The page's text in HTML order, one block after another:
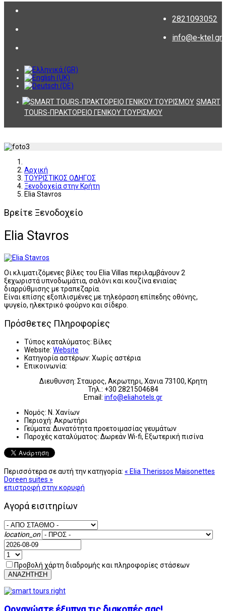
2821093052
info@e-ktel.gr
SMART
TOURS-ΠΡΑΚΤΟΡΕΙΟ ΓΕΝΙΚΟΥ ΤΟΥΡΙΣΜΟΥ
Αρχική
ΤΟΥΡΙΣΤΙΚΟΣ ΟΔΗΓΟΣ
Ξενοδοχεία στην Κρήτη
Elia Stavros
Βρείτε Ξενοδοχείο
Elia Stavros
Οι κλιματιζόμενες βίλες του Elia Villas περιλαμβάνουν 2
ξεχωριστά υπνοδωμάτια, σαλόνι και κουζίνα ενιαίας
διαρρύθμισης με τραπεζαρία.
Είναι επίσης εξοπλισμένες με τηλεόραση επίπεδης οθόνης,
ψυγείο, ηλεκτρικό φούρνο και σίδερο.
Πρόσθετες Πληροφορίες
Τύπος καταλύματος: Βίλες
Website: Website
Κατηγορία αστέρων: Χωρίς αστέρια
Επικοινωνία:
Διευθυνση: Σταυρος, Ακρωτηρι, Χανια 73100, Κρητη
Τηλ.: +30 2821504684
Email: info@eliahotels.gr
Νομός: Ν. Χανίων
Περιοχή: Ακρωτήρι
Γεύματα: Δυνατότητα προετοιμασίας γευμάτων
Παροχές καταλύματος: Δωρεάν Wi-fi, Εξωτερική πισίνα
Περισσότερα σε αυτή την κατηγορία: « Elia Therissos Maisonettes
Doreen suites »
επιστροφή στην κορυφή
Αγορά εισιτηρίων
location_on
Προβολή χάρτη διαδρομής και πληροφορίες στάσεων
ΑΝΑΖΗΤΗΣΗ